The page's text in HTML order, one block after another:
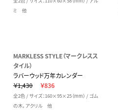
ミ 他
MARKLESS STYLE（マークレスス
タイル）
ラバーウッド万年カレンダー
￥1,430
￥836
全2色 / サイズ：160×95×25（mm） / ゴム
の木，アクリル 他